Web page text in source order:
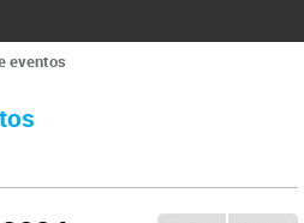
eventos